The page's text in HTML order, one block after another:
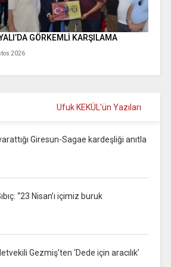
GÖRKEMLİ KARŞILAMA
2026
Ufuk KEKÜL'ün Yazıları
Giresun-Sagae kardeşliği anıtla
“23 Nisan’ı içimiz buruk
Gezmiş’ten ‘Dede için aracılık’